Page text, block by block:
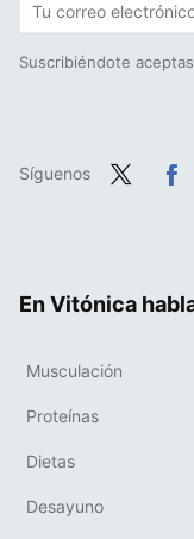
Suscribiéndote
Síguenos
En Vitónica
Musculación
Proteínas
Dietas
Desayuno